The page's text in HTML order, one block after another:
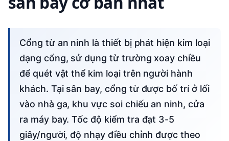
Cổng từ an ninh là thiết bị phát hiện kim loại
dạng cổng, sử dụng từ trường xoay chiều
để quét vật thể kim loại trên người hành
khách. Tại sân bay, cổng từ được bố trí ở lối
vào nhà ga, khu vực soi chiếu an ninh, cửa
ra máy bay. Tốc độ kiểm tra đạt 3-5
giây/người, độ nhạy điều chỉnh được theo